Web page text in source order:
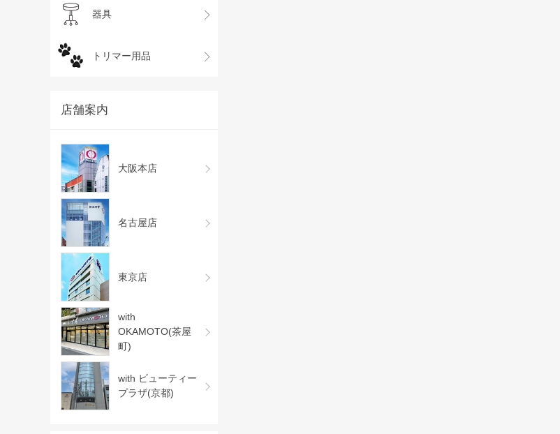
器具
トリマー用品
店舗案内
大阪本店
名古屋店
東京店
with
OKAMOTO(茶屋
町)
with ビューティー
プラザ(京都)